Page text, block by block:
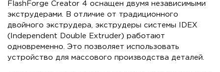
FlashForge Creator 4 оснащен двумя независимыми
экструдерами. В отличие от традиционного
двойного экструдера, экструдеры системы IDEX
(Independent Double Extruder) работают
одновременно. Это позволяет использовать
устройство для массового производства деталей.